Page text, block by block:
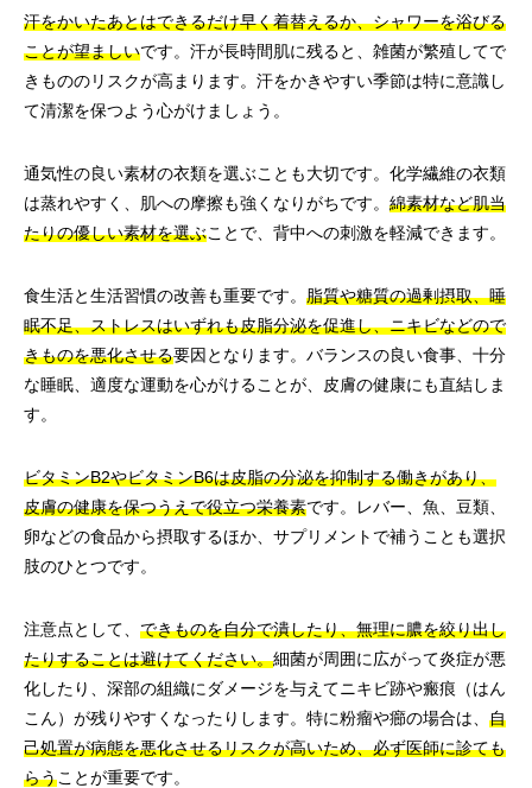
汗をかいたあとはできるだけ早く着替えるか、シャワーを浴びる
ことが望ましいです。汗が長時間肌に残ると、雑菌が繁殖してで
きもののリスクが高まります。汗をかきやすい季節は特に意識し
て清潔を保つよう心がけましょう。
通気性の良い素材の衣類を選ぶことも大切です。化学繊維の衣類
は蒸れやすく、肌への摩擦も強くなりがちです。 綿素材など肌当
たりの優しい素材を選ぶことで、背中への刺激を軽減できます。
食生活と生活習慣の改善も重要です。 脂質や糖質の過剰摂取、睡
眠不足、ストレスはいずれも皮脂分泌を促進し、ニキビなどので
きものを悪化させる要因となります。バランスの良い食事、十分
な睡眠、適度な運動を心がけることが、皮膚の健康にも直結しま
す。
ビタミンB2やビタミンB6は皮脂の分泌を抑制する働きがあり、
皮膚の健康を保つうえで役立つ栄養素です。レバー、魚、豆類、
卵などの食品から摂取するほか、サプリメントで補うことも選択
肢のひとつです。
注意点として、 できものを自分で潰したり、無理に膿を絞り出し
たりすることは避けてください。細菌が周囲に広がって炎症が悪
化したり、深部の組織にダメージを与えてニキビ跡や瘢痕（はん
こん）が残りやすくなったりします。特に粉瘤や癤の場合は、 自
己処置が病態を悪化させるリスクが高いため、必ず医師に診ても
らうことが重要です。